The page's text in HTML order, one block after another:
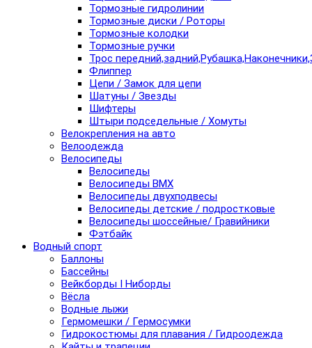
Тормозные гидролинии
Тормозные диски / Роторы
Тормозные колодки
Тормозные ручки
Трос
Флиппер
Цепи / Замок для цепи
Шатуны / Звезды
Шифтеры
Штыри подседельные / Хомуты
Велокрепления на авто
Велоодежда
Велосипеды
Велосипеды
Велосипеды BMX
Велосипеды двухподвесы
Велосипеды детские / подростковые
Велосипеды шоссейные/ Гравийники
Фэтбайк
Водный спорт
Баллоны
Бассейны
Вейкборды I Ниборды
Вёсла
Водные лыжи
Гермомешки / Гермосумки
Гидрокостюмы для плавания / Гидроодежда